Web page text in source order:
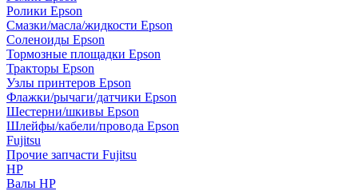
Ролики Epson
Смазки/масла/жидкости Epson
Соленоиды Epson
Тормозные площадки Epson
Тракторы Epson
Узлы принтеров Epson
Флажки/рычаги/датчики Epson
Шестерни/шкивы Epson
Шлейфы/кабели/провода Epson
Fujitsu
Прочие запчасти Fujitsu
HP
Валы HP